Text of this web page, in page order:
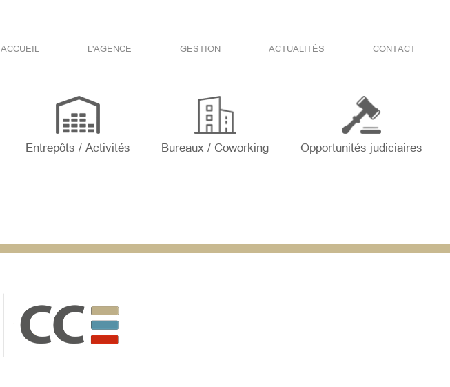
ACCUEIL L'AGENCE GESTION ACTUALITÉS CONTACT
Entrepôts / Activités Bureaux / Coworking Opportunités judiciaires